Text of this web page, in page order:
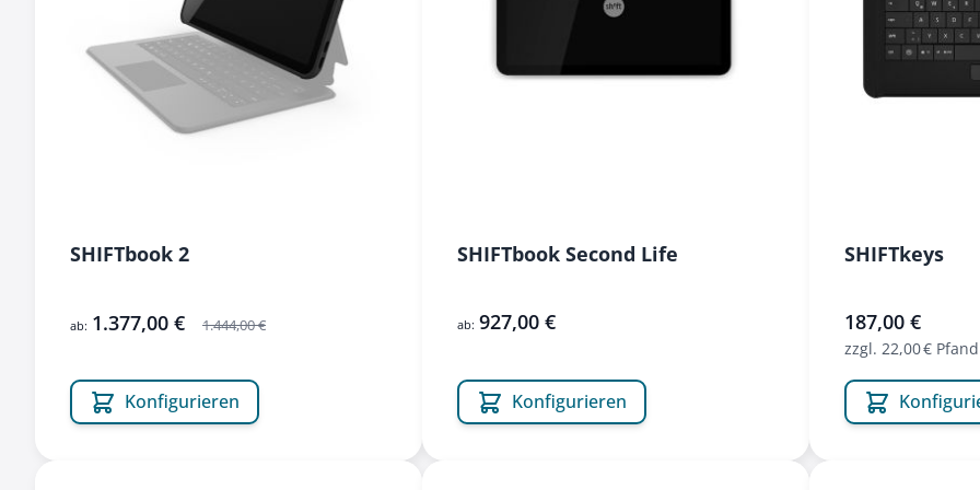
SHIFTbook 2
1.444,00 €
ab: 1.377,00 €
Konfigurieren
SHIFTbook Second Life
ab: 927,00 €
Konfigurieren
SHIFTkeys
187,00 €
zzgl. 22,00 € Pfand